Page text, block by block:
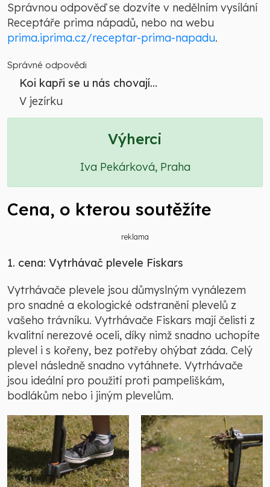
Správnou odpověď se dozvíte v nedělním vysílání
Receptáře prima nápadů, nebo na webu
prima.iprima.cz/receptar-prima-napadu.
Správné odpovědi
Koi kapři se u nás chovají…
V jezírku
Výherci
Iva Pekárková, Praha
Cena, o kterou soutěžíte
reklama
1. cena: Vytrhávač plevele Fiskars
Vytrhávače plevele jsou důmyslným vynálezem
pro snadné a ekologické odstranění plevelů z
vašeho trávníku. Vytrhávače Fiskars mají čelisti z
kvalitní nerezové oceli, díky nimž snadno uchopíte
plevel i s kořeny, bez potřeby ohýbat záda. Celý
plevel následně snadno vytáhnete. Vytrhávače
jsou ideální pro použití proti pampeliškám,
bodlákům nebo i jiným plevelům.